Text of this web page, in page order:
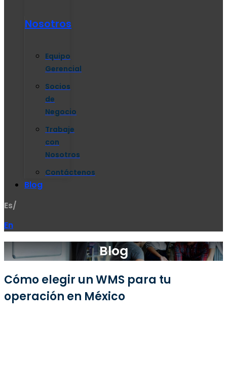
Nosotros
Equipo
Gerencial
Socios
de
Negocio
Trabaje
con
Nosotros
Contáctenos
Blog
Es/
En
Blog
Cómo elegir un WMS para tu
operación en México